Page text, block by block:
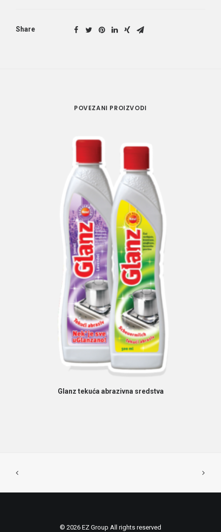
Share
POVEZANI PROIZVODI
PROČITAJ VIŠE
Glanz tekuća abrazivna sredstva
© 2026 EZ Group All rights reserved